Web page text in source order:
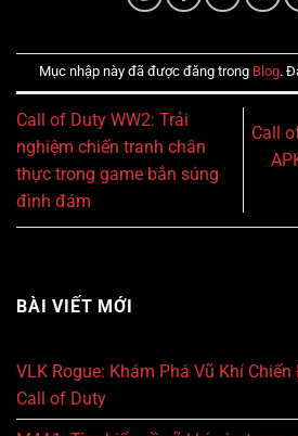
Mục nhập này đã được đăng trong Blog.
Call of Duty WW2: Trải
nghiệm chiến tranh chân
thực trong game bắn súng
đình đám
Call
BÀI VIẾT MỚI
VLK Rogue: Khám Phá Vũ Khí
Call of Duty